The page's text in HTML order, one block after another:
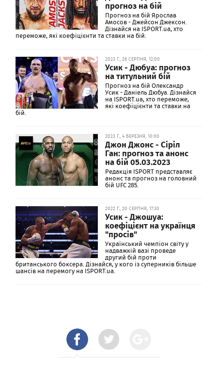
прогноз на бій
Прогноз на бій Ярослав
Амосов - Джейсон Джексон.
Дізнайся на ISPORT.ua, хто
переможе, які коефіцієнти та ставки на бій.
2023 Г., 26 СЕРПНЯ, 12:00
Усик - Дюбуа: прогноз
на титульний бій
Прогноз на бій Олександр
Усик - Даніель Дюбуа. Дізнайся
на ISPORT.ua, хто переможе,
які коефіцієнти та ставки на
бій.
2023 Г., 4 БЕРЕЗНЯ, 10:00
Джон Джонс - Сіріл
Ган: прогноз та анонс
на бій 05.03.2023
Редакція ISPORT представляє
анонс та прогноз на головний
бій UFC 285.
2022 Г., 20 СЕРПНЯ, 17:30
Усик - Джошуа:
коефіцієнт на українця
"просів"
Український чемпіон світу у
надважкій вазі проведе
другий бій проти
британського боксера. Дізнайся, у кого із суперників більше
шансів на перемогу на ISPORT.ua.